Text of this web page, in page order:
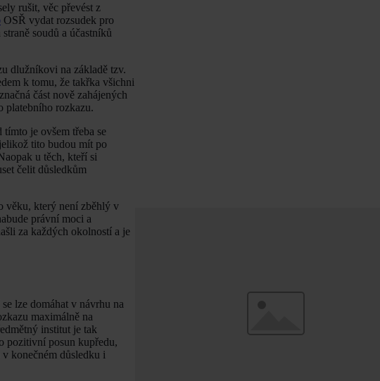
rušit, věc převést z
OSŘ vydat rozsudek pro
soudů a účastníků
dlužníkovi na základě tzv.
k tomu, že takřka všichni
část nově zahájených
platebního rozkazu.
je ovšem třeba se
tito budou mít po
u těch, kteří si
čelit důsledkům
věku, který není zběhlý v
právní moci a
za každých okolností a je
lze domáhat v návrhu na
maximálně na
institut je tak
pozitivní posun kupředu,
konečném důsledku i